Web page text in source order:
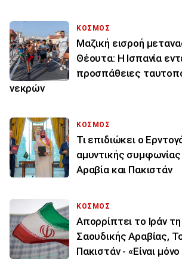
ΚΟΣΜΟΣ
Μαζική εισροή
Θέουτα: Η Ισπανία
προσπάθειες
νεκρών
ΚΟΣΜΟΣ
Τι επιδιώκει ο
αμυντικής
Αραβία και Πακιστάν
ΚΟΣΜΟΣ
Απορρίπτει το Ιράν
Σαουδικής Αραβίας,
Πακιστάν - «Είναι